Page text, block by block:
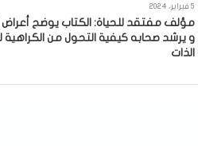
5 فبراير، 2024
مؤلف مفتقد للحياة: الكتاب يوضح أعراض
و يرشد صحابه كيفية التحول من الكراهية
الذات